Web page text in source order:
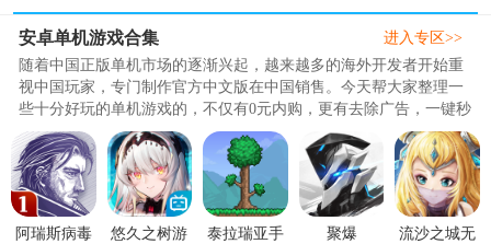
安卓单机游戏合集
随着中国正版单机市场的逐渐兴起，越来越多的海外开发者开始重
视中国玩家，专门制作官方中文版在中国销售。今天帮大家整理一
些十分好玩的单机游戏的，不仅有0元内购，更有去除广告，一键秒
杀等超爽功能，都是精心为玩家挑选的优质游戏，比如暴打老板5是
一款以搞笑、解压为主题元素所打造的趣味休闲类游戏，其主要是
为了放松大家的心情，这样每天也不至于感到太累。每个人都会成
长，而成长所要经历的第一件事就是遭受社会的各种毒..
进入专区>>
阿瑞斯病毒
悠久之树游
泰拉瑞亚手
聚爆
流沙之城无